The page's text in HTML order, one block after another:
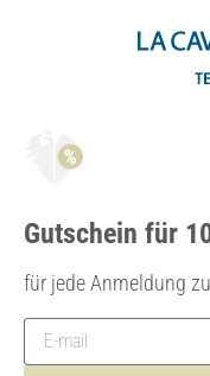
Gutschein für
für jede Anmeldung zu